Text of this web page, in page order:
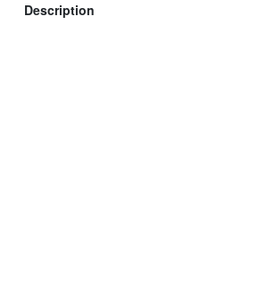
Description